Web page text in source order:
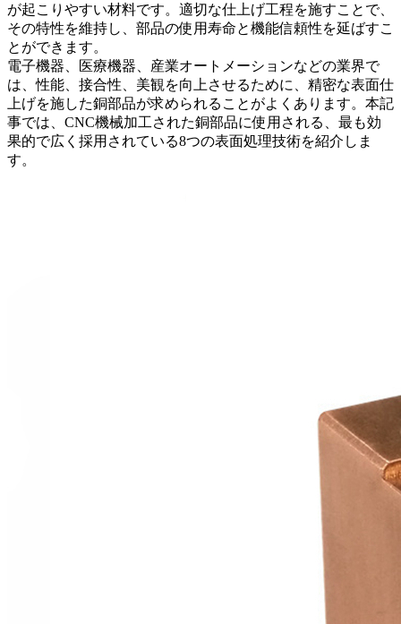
が起こりやすい材料です。適切な仕上げ工程を施すことで、
その特性を維持し、部品の使用寿命と機能信頼性を延ばすこ
とができます。
電子機器、医療機器、産業オートメーションなどの業界で
は、性能、接合性、美観を向上させるために、精密な表面仕
上げを施した銅部品が求められることがよくあります。本記
事では、CNC機械加工された銅部品に使用される、最も効
果的で広く採用されている8つの表面処理技術を紹介しま
す。